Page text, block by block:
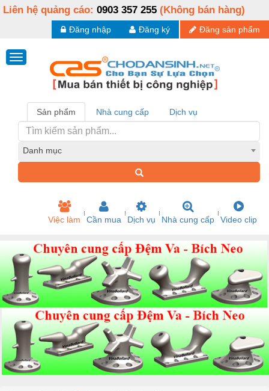
Liên hệ quảng cáo: 0903 357 255 (Không bán hàng)
Đăng sản phẩm
Đăng ký
Đăng nhập
Sản phẩm Nhà cung cấp Dịch vụ
Danh mục
Việc làm Cần mua Dịch vụ Nhà cung cấp Video clip